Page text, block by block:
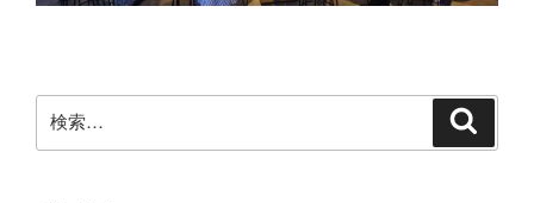
索: